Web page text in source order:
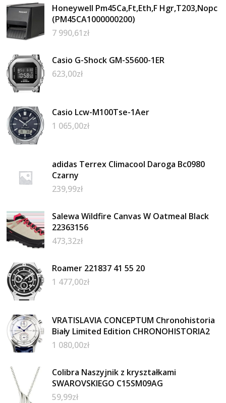
Honeywell Pm45Ca,Ft,Eth,F Hgr,T203,Nopc
(PM45CA1000000200)
7 990,61zł
Casio G-Shock GM-S5600-1ER
623,00zł
Casio Lcw-M100Tse-1Aer
1 065,00zł
adidas Terrex Climacool Daroga Bc0980
Czarny
239,99zł
Salewa Wildfire Canvas W Oatmeal Black
22363156
473,32zł
Roamer 221837 41 55 20
1 477,00zł
VRATISLAVIA CONCEPTUM Chronohistoria
Biały Limited Edition CHRONOHISTORIA2
1 080,00zł
Colibra Naszyjnik z kryształkami
SWAROVSKIEGO C15SM09AG
59,99zł